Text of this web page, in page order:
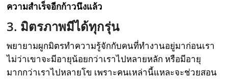
ความสำเร็จอีกก้าวนึงแล้ว
3. มิตรภาพมีได้ทุกรุ่น
พยายามผูกมิตรทำความรู้จักกับคนที่ทำงานอยู่มาก่อนเรา
ไม่ว่าเขาจะมีอายุน้อยกว่าเราไปหลายหลัก หรือมีอายุ
มากกว่าเราไปหลายโข เพราะคนเหล่านี้แหละจะช่วยสอน